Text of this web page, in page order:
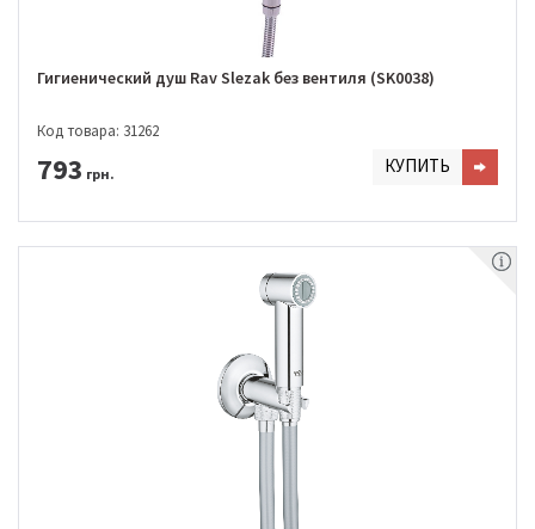
Гигиенический душ Rav Slezak без вентиля (SK0038)
Код товара: 31262
793 грн. КУПИТЬ